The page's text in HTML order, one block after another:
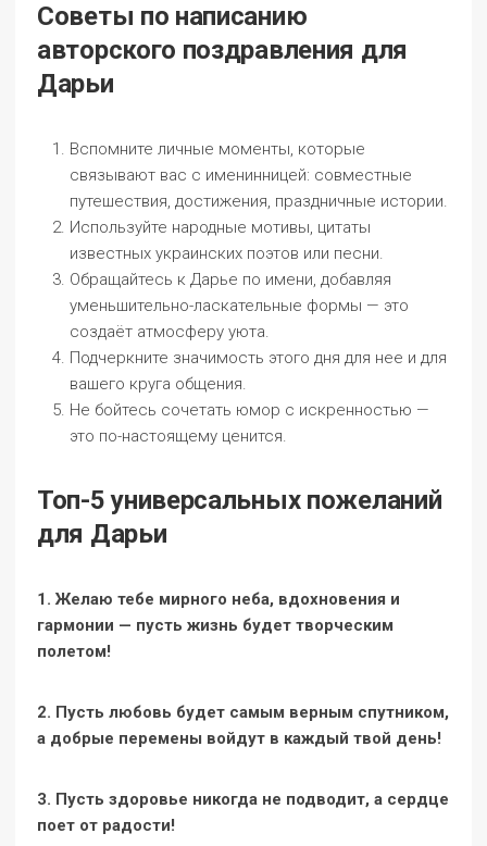
Советы по написанию
авторского поздравления для
Дарьи
Вспомните личные моменты, которые
связывают вас с именинницей: совместные
путешествия, достижения, праздничные истории.
Используйте народные мотивы, цитаты
известных украинских поэтов или песни.
Обращайтесь к Дарье по имени, добавляя
уменьшительно-ласкательные формы — это
создаёт атмосферу уюта.
Подчеркните значимость этого дня для нее и для
вашего круга общения.
Не бойтесь сочетать юмор с искренностью —
это по-настоящему ценится.
Топ-5 универсальных пожеланий
для Дарьи
1. Желаю тебе мирного неба, вдохновения и
гармонии — пусть жизнь будет творческим
полетом!
2. Пусть любовь будет самым верным спутником,
а добрые перемены войдут в каждый твой день!
3. Пусть здоровье никогда не подводит, а сердце
поет от радости!